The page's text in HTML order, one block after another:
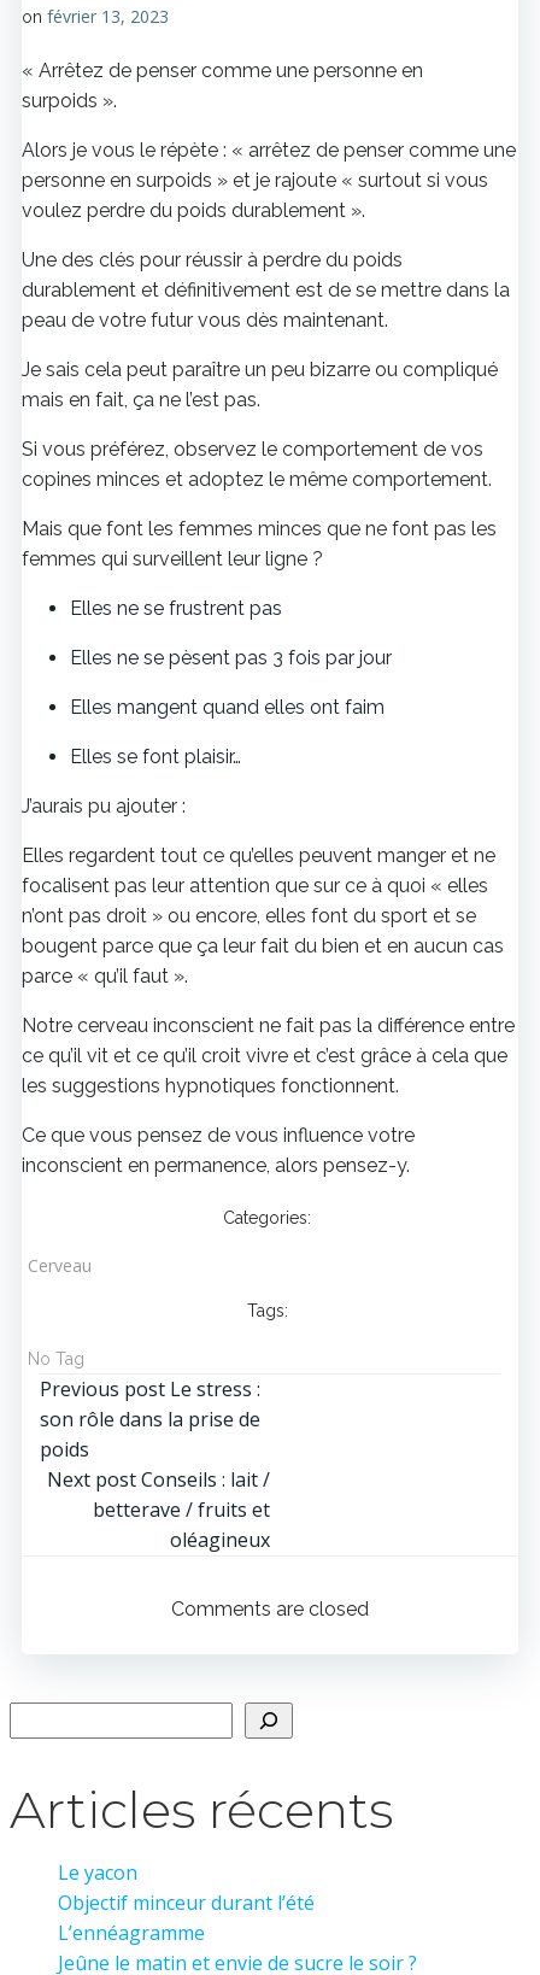
on février 13, 2023
« Arrêtez de penser comme une personne en
surpoids ».
Alors je vous le répète : « arrêtez de penser comme une
personne en surpoids » et je rajoute « surtout si vous
voulez perdre du poids durablement ».
Une des clés pour réussir à perdre du poids
durablement et définitivement est de se mettre dans la
peau de votre futur vous dès maintenant.
Je sais cela peut paraître un peu bizarre ou compliqué
mais en fait, ça ne l’est pas.
Si vous préférez, observez le comportement de vos
copines minces et adoptez le même comportement.
Mais que font les femmes minces que ne font pas les
femmes qui surveillent leur ligne ?
Elles ne se frustrent pas
Elles ne se pèsent pas 3 fois par jour
Elles mangent quand elles ont faim
Elles se font plaisir…
J’aurais pu ajouter :
Elles regardent tout ce qu’elles peuvent manger et ne
focalisent pas leur attention que sur ce à quoi « elles
n’ont pas droit » ou encore, elles font du sport et se
bougent parce que ça leur fait du bien et en aucun cas
parce « qu’il faut ».
Notre cerveau inconscient ne fait pas la différence entre
ce qu’il vit et ce qu’il croit vivre et c’est grâce à cela que
les suggestions hypnotiques fonctionnent.
Ce que vous pensez de vous influence votre
inconscient en permanence, alors pensez-y.
Categories:
Cerveau
Tags:
No Tag
Navigation
de
l’article
Previous post Le stress :
son rôle dans la prise de
poids
Navigation
l’article
Next postConseils : lait /
betterave / fruits et
oléagineux
Comments are closed
Articles récents
Le yacon
Objectif minceur durant l’été
L’ennéagramme
Jeûne le matin et envie de sucre le soir ?